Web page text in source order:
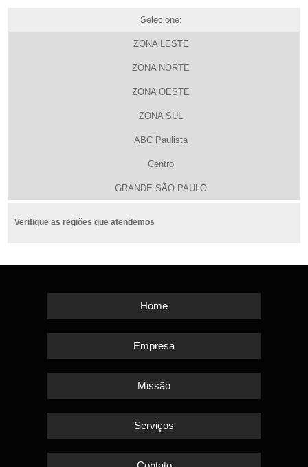
Selecione:
ZONA LESTE
ZONA NORTE
ZONA OESTE
ZONA SUL
ABC Paulista
Centro
GRANDE SÃO PAULO
Verifique as regiões que atendemos
Home
Empresa
Missão
Serviços